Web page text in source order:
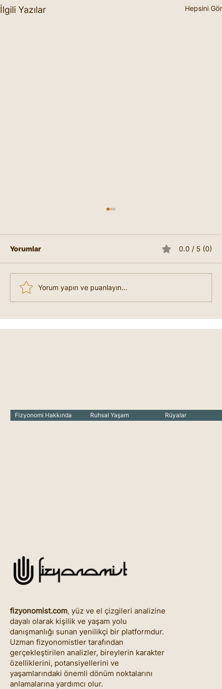
Fizyonomi Hakkında Ruhsal Yaşam Rüyalar
İlgili Yazılar Hepsini Gör
Yorumlar 0.0 / 5 (0)
Yorum yapın ve puanlayın...
fizyonomist.com, yüz ve el çizgileri analizine
dayalı olarak kişilik ve yaşam yolu
danışmanlığı sunan yenilikçi bir platformdur.
Uzman fizyonomistler tarafından
gerçekleştirilen analizler, bireylerin karakter
özelliklerini, potansiyellerini ve
yaşamlarındaki önemli dönüm noktalarını
anlamalarına yardımcı olur.